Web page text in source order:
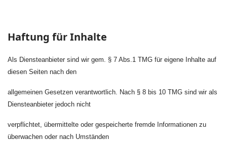
Haftung für Inhalte
Als Diensteanbieter sind wir gem. § 7 Abs.1 TMG für eigene Inhalte auf
diesen Seiten nach den
allgemeinen Gesetzen verantwortlich. Nach § 8 bis 10 TMG sind wir als
Diensteanbieter jedoch nicht
verpflichtet, übermittelte oder gespeicherte fremde Informationen zu
überwachen oder nach Umständen